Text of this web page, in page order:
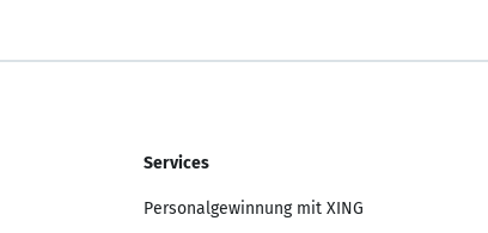
Services
Personalgewinnung mit XING